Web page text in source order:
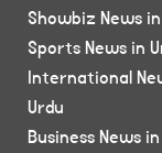
Showbiz News
Sports News in
International
Urdu
Business News